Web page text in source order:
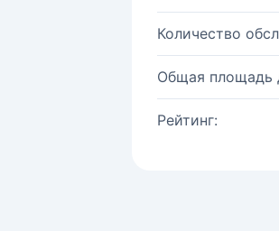
Количество
Общая площадь
Рейтинг: